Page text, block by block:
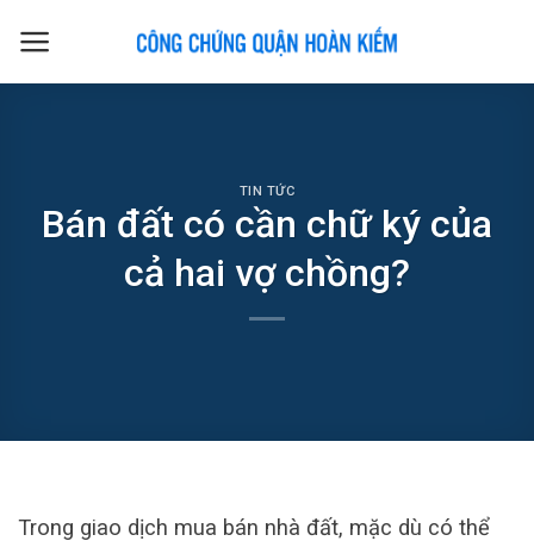
TIN TỨC
Bán đất có cần chữ ký của
cả hai vợ chồng?
Trong giao dịch mua bán nhà đất, mặc dù có thể